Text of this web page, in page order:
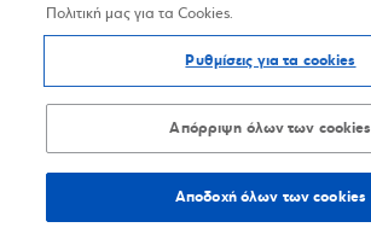
Δήλωση Προσβασιμότητας
Sitemap
Πολιτική μας για τα Cookies.
Ρυθμίσεις για τα cookies
Απόρριψη όλων των cookies
Αποδοχή όλων των cookies